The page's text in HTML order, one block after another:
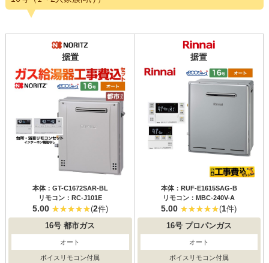
据置
本体：GT-C1672SAR-BL
リモコン：RC-J101E
5.00 (2件)
16号 都市ガス
オート
ボイスリモコン付属
据置
本体：RUF-E1615SAG-B
リモコン：MBC-240V-A
5.00 (1件)
16号プロパンガス
オート
ボイスリモコン付属